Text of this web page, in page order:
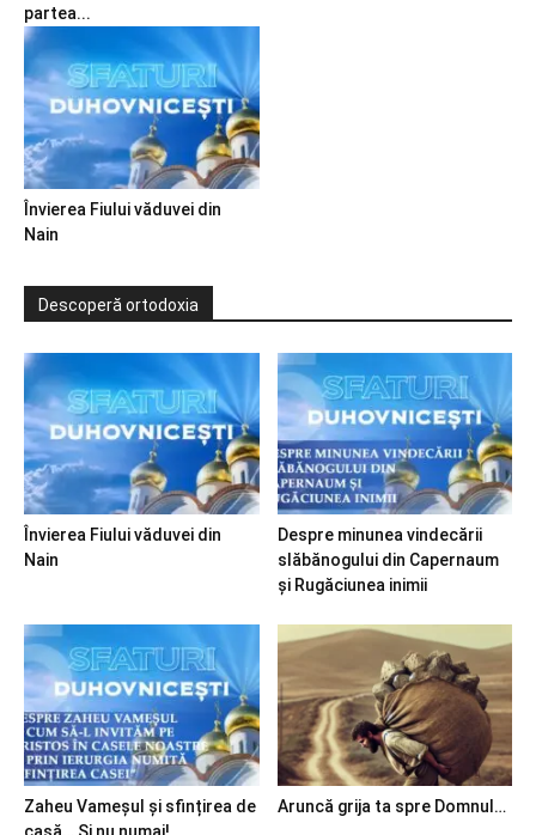
partea...
Învierea Fiului văduvei din
Nain
Descoperă ortodoxia
Învierea Fiului văduvei din
Nain
Despre minunea vindecării
slăbănogului din Capernaum
și Rugăciunea inimii
Zaheu Vameșul și sfințirea de
Aruncă grija ta spre Domnul…